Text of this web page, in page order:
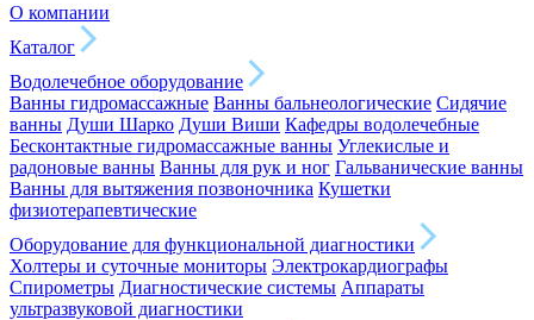
О компании
Каталог
Водолечебное оборудование
Ванны гидромассажные Ванны бальнеологические Сидячие
ванны Души Шарко Души Виши Кафедры водолечебные
Бесконтактные гидромассажные ванны Углекислые и
радоновые ванны Ванны для рук и ног Гальванические ванны
Ванны для вытяжения позвоночника Кушетки
физиотерапевтические
Оборудование для функциональной диагностики
Холтеры и суточные мониторы Электрокардиографы
Спирометры Диагностические системы Аппараты
ультразвуковой диагностики